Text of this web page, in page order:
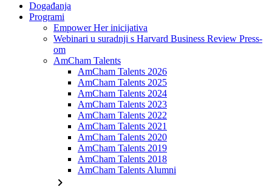
Događanja
Programi
Empower Her inicijativa
Webinari u suradnji s Harvard Business Review Press-
om
AmCham Talents
AmCham Talents 2026
AmCham Talents 2025
AmCham Talents 2024
AmCham Talents 2023
AmCham Talents 2022
AmCham Talents 2021
AmCham Talents 2020
AmCham Talents 2019
AmCham Talents 2018
AmCham Talents Alumni
chevron_right